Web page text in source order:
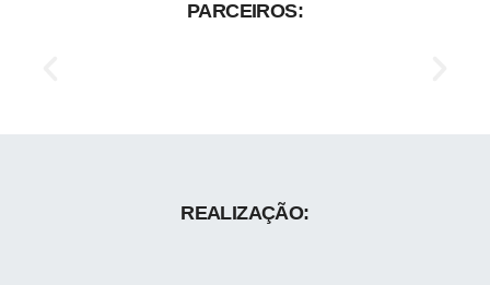
PARCEIROS:
REALIZAÇÃO: